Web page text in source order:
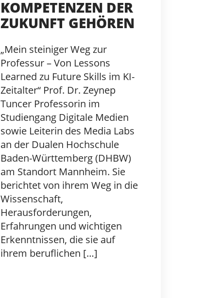
KOMPETENZEN DER
ZUKUNFT GEHÖREN
„Mein steiniger Weg zur
Professur – Von Lessons
Learned zu Future Skills im KI-
Zeitalter“ Prof. Dr. Zeynep
Tuncer Professorin im
Studiengang Digitale Medien
sowie Leiterin des Media Labs
an der Dualen Hochschule
Baden-Württemberg (DHBW)
am Standort Mannheim. Sie
berichtet von ihrem Weg in die
Wissenschaft,
Herausforderungen,
Erfahrungen und wichtigen
Erkenntnissen, die sie auf
ihrem beruflichen […]